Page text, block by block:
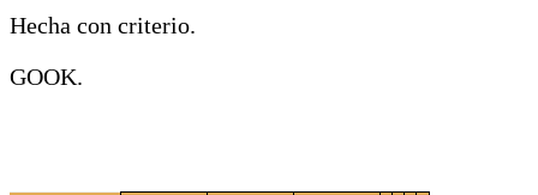
Hecha con criterio.
GOOK.